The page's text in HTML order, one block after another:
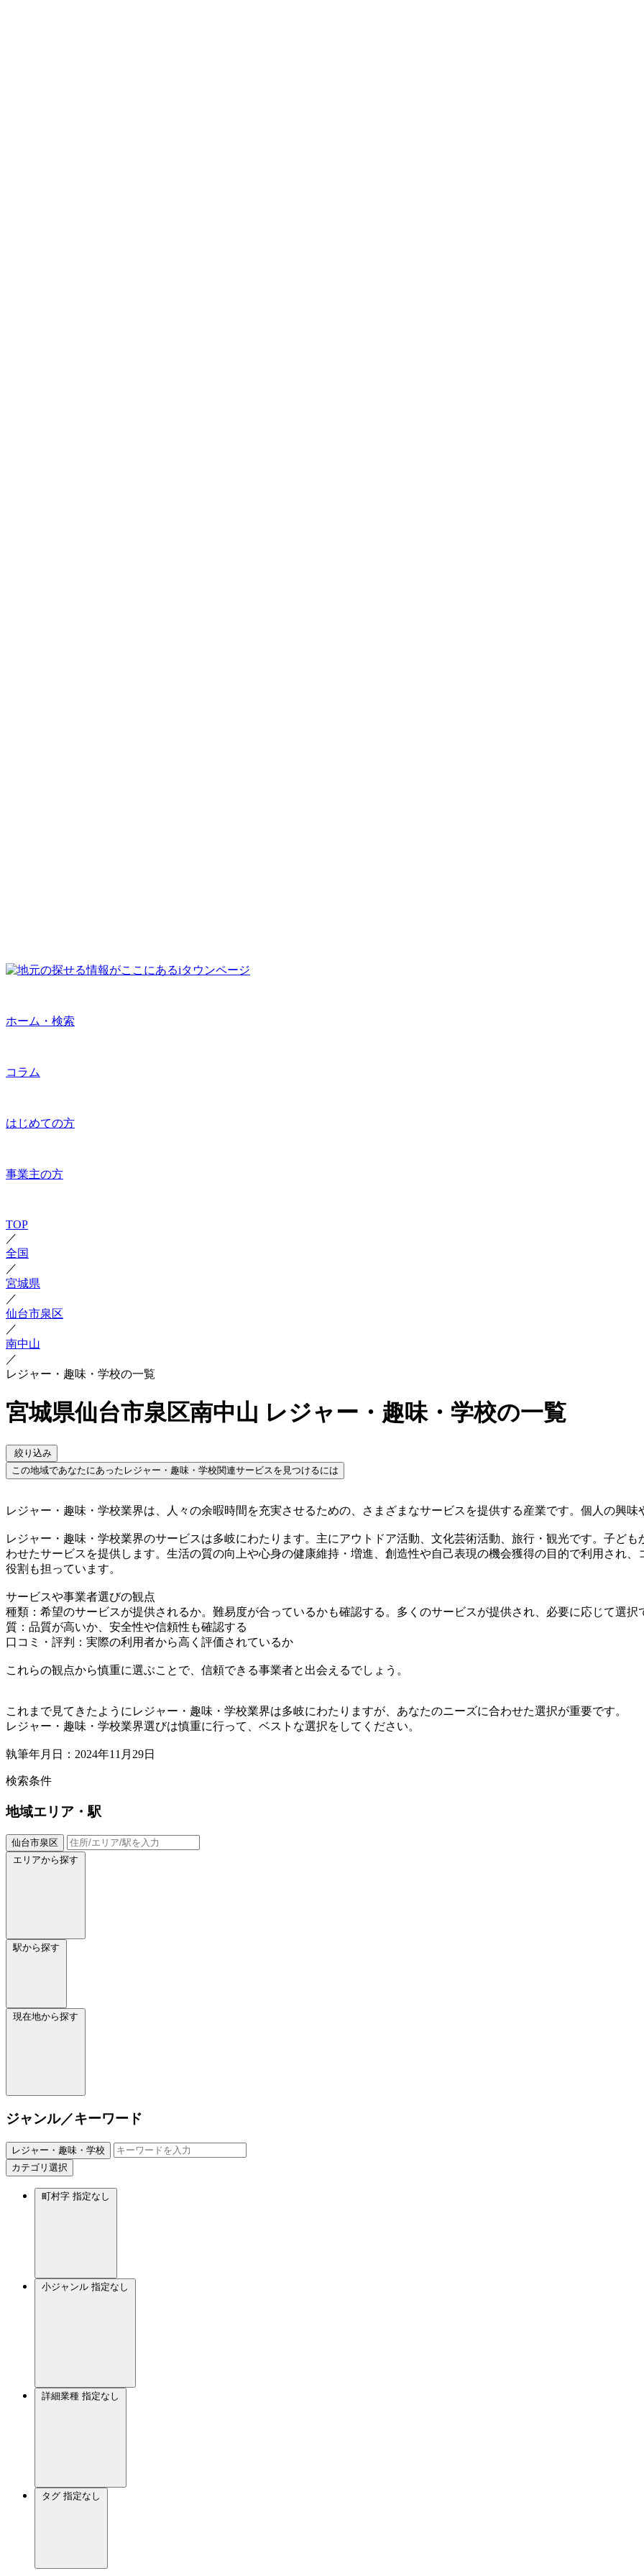
ホーム・検索
コラム
はじめての方
事業主の方
TOP
／
全国
／
宮城県
／
仙台市泉区
／
南中山
／
レジャー・趣味・学校の一覧
宮城県仙台市泉区南中山 レジャー・趣味・学校の一覧
絞り込み
この地域であなたにあったレジャー・趣味・学校関連サービスを見つけるには
レジャー・趣味・学校業界は、人々の余暇時間を充実させるための、さまざまなサービスを提供する産業です。個人の興
レジャー・趣味・学校業界のサービスは多岐にわたります。主にアウトドア活動、文化芸術活動、旅行・観光です。子ど
わせたサービスを提供します。生活の質の向上や心身の健康維持・増進、創造性や自己表現の機会獲得の目的で利用され
役割も担っています。
サービスや事業者選びの観点
種類：希望のサービスが提供されるか。難易度が合っているかも確認する。多くのサービスが提供され、必要に応じて選択
質：品質が高いか、安全性や信頼性も確認する
口コミ・評判：実際の利用者から高く評価されているか
これらの観点から慎重に選ぶことで、信頼できる事業者と出会えるでしょう。
これまで見てきたようにレジャー・趣味・学校業界は多岐にわたりますが、あなたのニーズに合わせた選択が重要です。
レジャー・趣味・学校業界選びは慎重に行って、ベストな選択をしてください。
執筆年月日：2024年11月29日
検索条件
地域エリア・駅
仙台市泉区
エリアから探す
駅から探す
現在地から探す
ジャンル／キーワード
レジャー・趣味・学校
カテゴリ選択
町村字 指定なし
小ジャンル 指定なし
詳細業種 指定なし
タグ 指定なし